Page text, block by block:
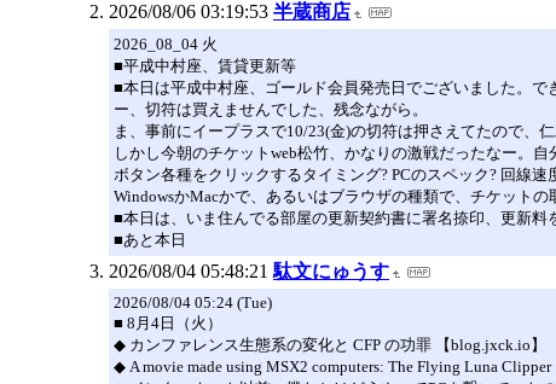
2026/08/06 03:19:53 半蔵商店
2026_08_04 火
■平成中村座、賃貸更新等
■本日は平成中村座、ゴールド会員発売日でございました。
ー、切符は買えませんでした、残念ながら。
ま、事前にイープラスで10/23(金)の切符は押さえてたので、
しかし今朝のチケットweb松竹、かなりの激戦だったなー。
ボタン各種をクリックするタイミング? PCのスペック? 回線速
WindowsかMacかで、あるいはブラウザの種類で、チケット
■本日は、いま住んでる部屋の更新契約書に署名捺印、更新
■あと本日
2026/08/04 05:48:21 駄文にゅうす
2026/08/04 05:24 (Tue)
■ 8月4日（火）
◆ カンファレンス生態系の変化と CFP の功罪 【blog.jxck.io】
◆ A movie made using MSX2 computers: The Flying Luna Clipper